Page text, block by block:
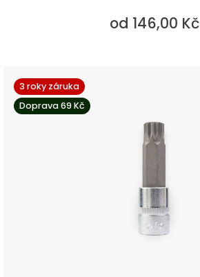
od 146,00 Kč
3 roky záruka
Doprava 69 Kč